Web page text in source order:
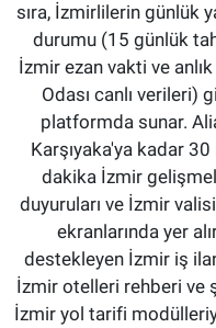
sıra, İzmirlilerin günlük
durumu (15 günlük
İzmir ezan vakti ve
Odası canlı
platformda sunar.
Karşıyaka'ya kadar
dakika İzmir
duyuruları ve İzmir
ekranlarında yer
destekleyen İzmir iş
İzmir otelleri rehberi ve
İzmir yol tarifi